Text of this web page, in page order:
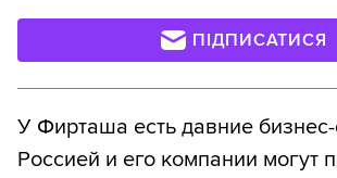
ПІДПИСАТИСЯ
У Фирташа есть давние
Россией и его компании могут